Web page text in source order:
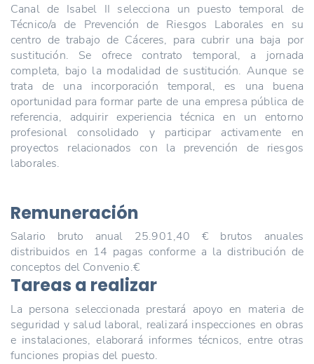
Canal de Isabel II selecciona un puesto temporal de
Técnico/a de Prevención de Riesgos Laborales en su
centro de trabajo de Cáceres, para cubrir una baja por
sustitución. Se ofrece contrato temporal, a jornada
completa, bajo la modalidad de sustitución. Aunque se
trata de una incorporación temporal, es una buena
oportunidad para formar parte de una empresa pública de
referencia, adquirir experiencia técnica en un entorno
profesional consolidado y participar activamente en
proyectos relacionados con la prevención de riesgos
laborales.
Remuneración
Salario bruto anual 25.901,40 € brutos anuales
distribuidos en 14 pagas conforme a la distribución de
conceptos del Convenio.€
Tareas a realizar
La persona seleccionada prestará apoyo en materia de
seguridad y salud laboral, realizará inspecciones en obras
e instalaciones, elaborará informes técnicos, entre otras
funciones propias del puesto.